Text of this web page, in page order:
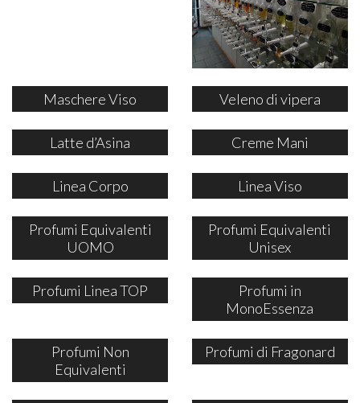
Maschere Viso Veleno di vipera
Latte d’Asina Creme Mani
Linea Corpo Linea Viso
Profumi Equivalenti
UOMO
Profumi Equivalenti
Unisex
Profumi Linea TOP
Profumi in
MonoEssenza
Profumi Non
Equivalenti
Profumi di Fragonard